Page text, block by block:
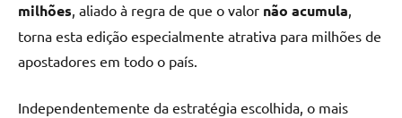
milhões, aliado à regra de que o valor não acumula,
torna esta edição especialmente atrativa para milhões de
apostadores em todo o país.
Independentemente da estratégia escolhida, o mais